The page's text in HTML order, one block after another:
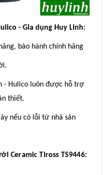
- Gia dụng Huy Linh:
bảo hành chính hãng
- Hulico luôn được hỗ trợ
thiết.
nếu có lỗi từ nhà sản
Ceramic Tiross TS9446: